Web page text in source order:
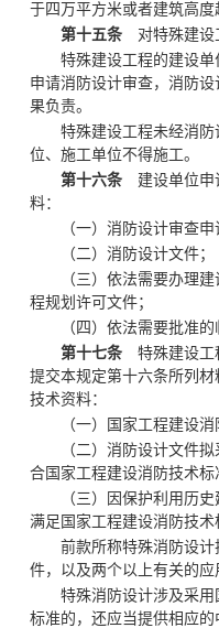
于四万平方米或者建筑高度
第十五条 对特殊建设
特殊建设工程的建设单
申请消防设计审查，消防
果负责。
特殊建设工程未经消
位、施工单位不得施工。
第十六条 建设单位申
料：
（一）消防设计审查申
（二）消防设计文件；
（三）依法需要办理
程规划许可文件；
（四）依法需要批准
第十七条 特殊建设工
提交本规定第十六条所列
技术资料：
（一）国家工程建设
（二）消防设计文件
合国家工程建设消防技术标
（三）因保护利用历
满足国家工程建设消防技术
前款所称特殊消防设
件，以及两个以上有关的应
特殊消防设计涉及采
标准的，还应当提供相应的